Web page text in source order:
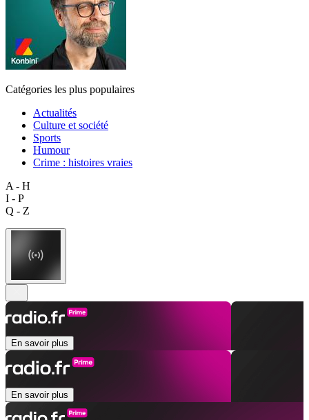
Catégories les plus populaires
Actualités
Culture et société
Sports
Humour
Crime : histoires vraies
A - H
I - P
Q - Z
En savoir plus
En savoir plus